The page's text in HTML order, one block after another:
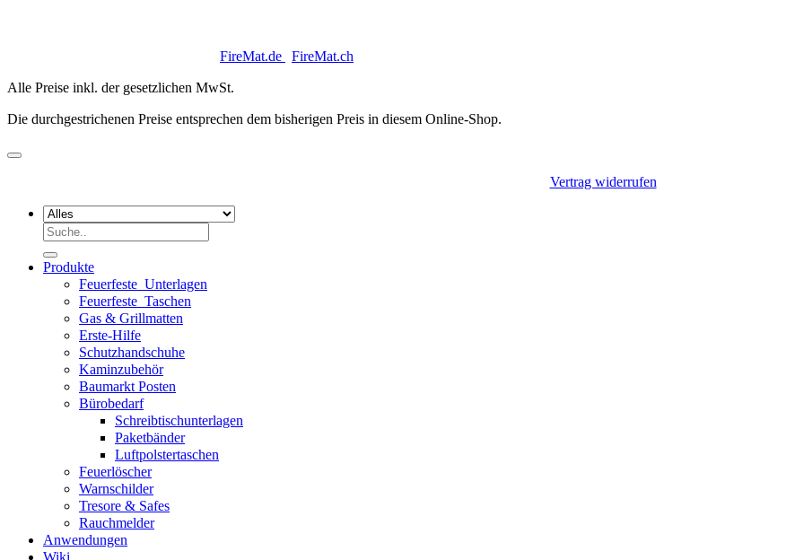
FireMat.de FireMat.ch
Alle Preise inkl. der gesetzlichen MwSt.
Die durchgestrichenen Preise entsprechen dem bisherigen Preis in diesem Online-Shop.
Vertrag widerrufen
Suchen
Produkte
Feuerfeste_Unterlagen
Feuerfeste_Taschen
Gas & Grillmatten
Erste-Hilfe
Schutzhandschuhe
Kaminzubehör
Baumarkt Posten
Bürobedarf
Schreibtischunterlagen
Paketbänder
Luftpolstertaschen
Feuerlöscher
Warnschilder
Tresore & Safes
Rauchmelder
Anwendungen
Wiki